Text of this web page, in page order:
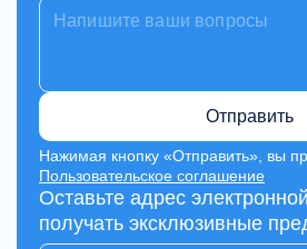
Отправить
Нажимая кнопку «Отправить», вы
Пользовательское соглашение
Оставьте адрес
получать эксклюзивные